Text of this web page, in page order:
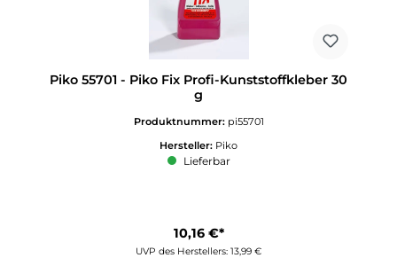
Piko 55701 - Piko Fix Profi-Kunststoffkleber 30
g
Produktnummer: pi55701
Hersteller: Piko
Lieferbar
10,16 €*
UVP des Herstellers: 13,99 €